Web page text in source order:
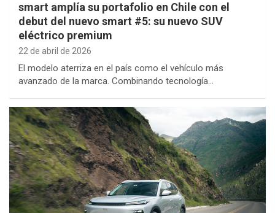
smart amplía su portafolio en Chile con el
debut del nuevo smart #5: su nuevo SUV
eléctrico premium
22 de abril de 2026
El modelo aterriza en el país como el vehículo más
avanzado de la marca. Combinando tecnología…